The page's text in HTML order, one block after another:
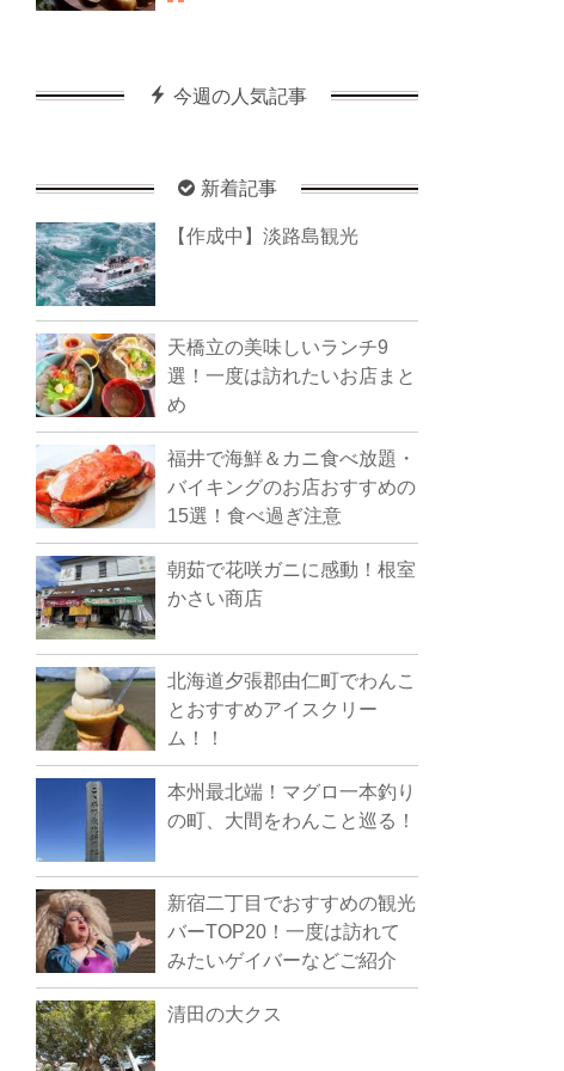
今週の人気記事
新着記事
【作成中】淡路島観光
天橋立の美味しいランチ9
選！一度は訪れたいお店まと
め
福井で海鮮＆カニ食べ放題・
バイキングのお店おすすめの
15選！食べ過ぎ注意
朝茹で花咲ガニに感動！根室
かさい商店
北海道夕張郡由仁町でわんこ
とおすすめアイスクリー
ム！！
本州最北端！マグロ一本釣り
の町、大間をわんこと巡る！
新宿二丁目でおすすめの観光
バーTOP20！一度は訪れて
みたいゲイバーなどご紹介
清田の大クス